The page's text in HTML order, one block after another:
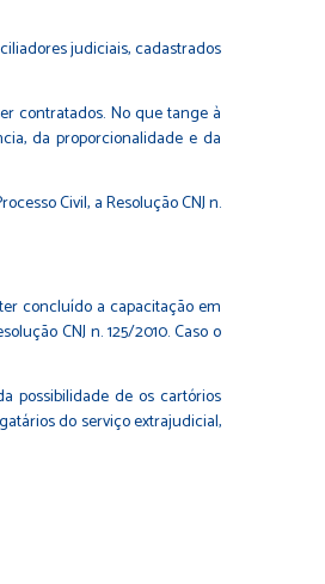
judiciais, cadastrados
contratados. No que tange à
da proporcionalidade e da
Civil, aResolução CNJ n.
concluído a capacitação em
CNJ n. 125/2010.Caso o
possibilidade de os cartórios
do serviço extrajudicial,